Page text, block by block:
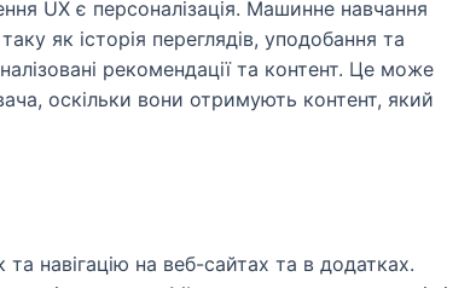
UX є персоналізація. Машинне навчання
як історія переглядів, уподобання та
рекомендації та контент. Це може
оскільки вони отримують контент, який
навігацію на веб-сайтах та в додатках.